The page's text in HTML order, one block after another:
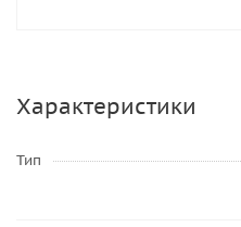
Характеристики
Тип